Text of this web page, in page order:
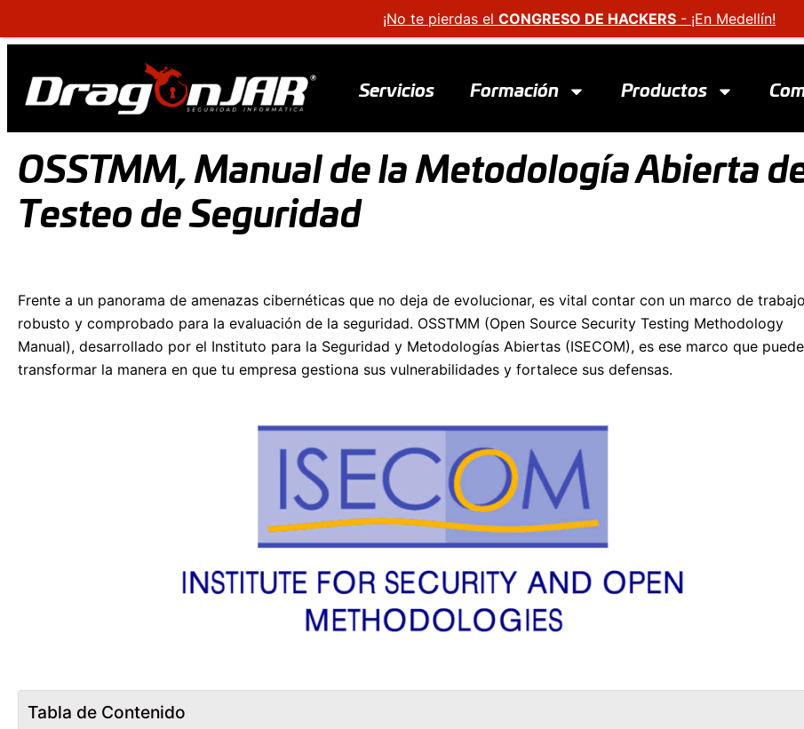
Servicios Formación Productos
OSSTMM, Manual de la Metodología Abierta
Testeo de Seguridad
Frente a un panorama de amenazas cibernéticas que no deja de evolucionar, es vital contar con un marco de trabajo
robusto y comprobado para la evaluación de la seguridad. OSSTMM (Open Source Security Testing Methodology
Manual), desarrollado por el Instituto para la Seguridad y Metodologías Abiertas (ISECOM), es ese marco que puede
transformar la manera en que tu empresa gestiona sus vulnerabilidades y fortalece sus defensas.
Tabla de Contenido
¡No te pierdas el CONGRESO DE HACKERS - ¡En Medellín!